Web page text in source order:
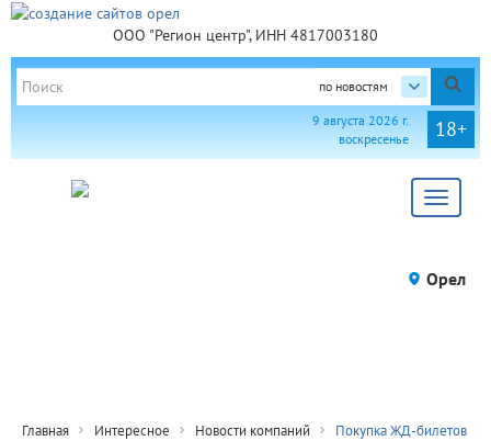
ООО "Регион центр", ИНН 4817003180
по новостям
18+
9 августа 2026 г.
воскресенье
Toggle
Орел
Главная Интересное Новости компаний
Покупка ЖД-билетов